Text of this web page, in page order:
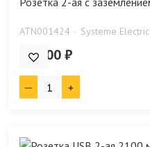
ATN001424 Systeme Electric
583.00 ₽